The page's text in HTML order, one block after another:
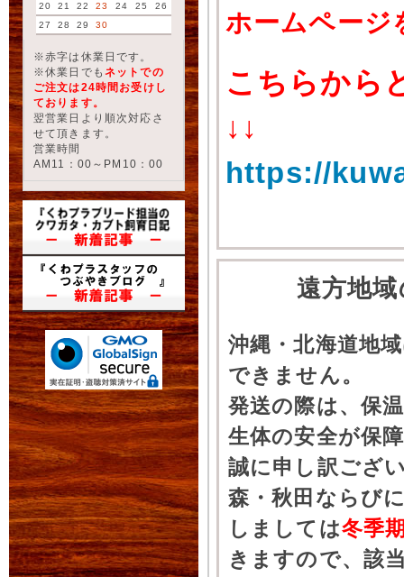
20
21 22 23 24 25
26
27
28 29 30
※赤字は休業日です。
※休業日でも ネットでの
ご注文は24時間お受けし
ております。
翌営業日より順次対応さ
せて頂きます。
営業時間
AM11：00～PM10：00
ホームページ
こちらから
↓↓
https://
遠方地
沖縄・北海道地
できません。
発送の際は、保
生体の安全が保
誠に申し訳ござ
森・秋田ならび
しましては冬季
きますので、該